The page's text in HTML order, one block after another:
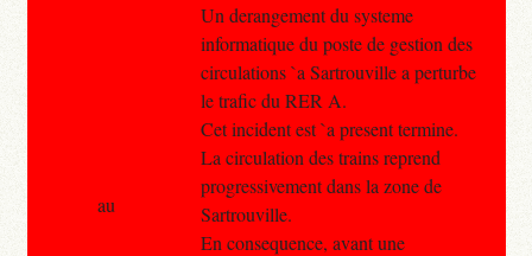
Un derangement du systeme
informatique du poste de gestion des
circulations `a Sartrouville a perturbe
le trafic du RER A.
Cet incident est `a present termine.
La circulation des trains reprend
progressivement dans la zone de
Sartrouville.
En consequence, avant une
au